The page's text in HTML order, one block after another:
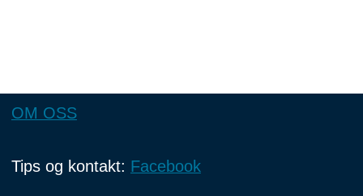
OM OSS
Tips og kontakt: Facebook